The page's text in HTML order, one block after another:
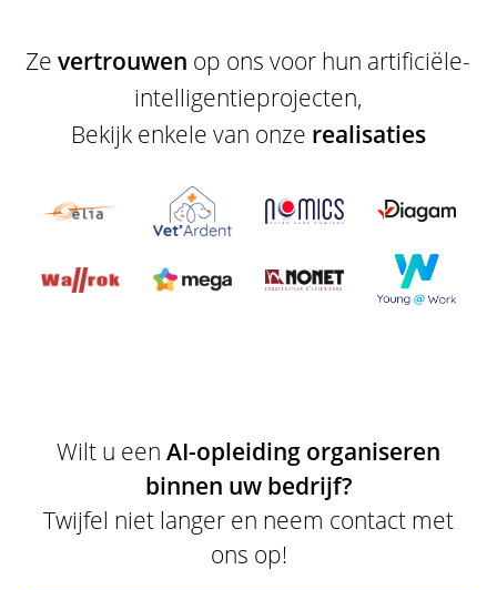
Zevertrouwen op ons voor hun artificiële-
intelligentieprojecten,
Bekijk enkele van onze realisaties
Wilt u een AI-opleiding organiseren
binnen uw bedrijf?
Twijfel niet langer en neem contact met
ons op!